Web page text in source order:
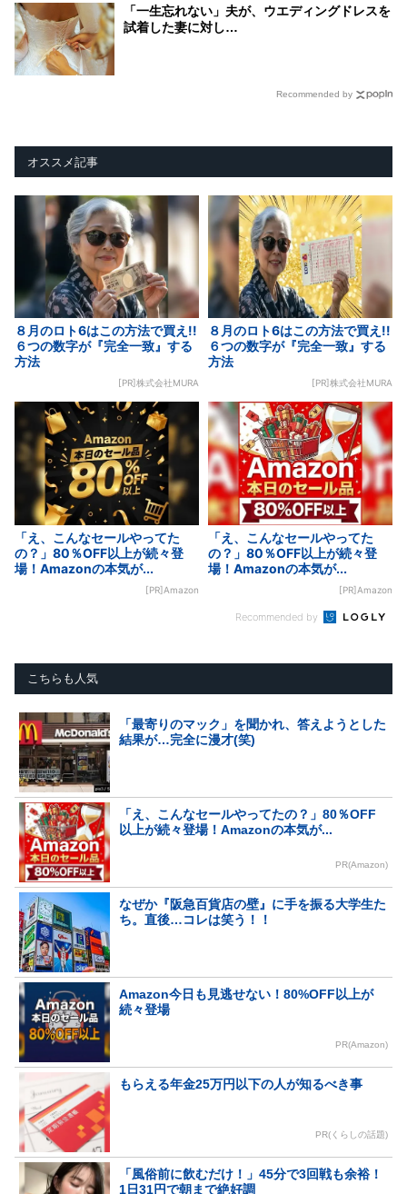
「一生忘れない」夫が、ウエディングドレスを
試着した妻に対し…
Recommended by
オススメ記事
８月のロト6はこの方法で買え!!
６つの数字が『完全一致』する
方法
[PR]株式会社MURA
８月のロト6はこの方法で買え!!
６つの数字が『完全一致』する
方法
[PR]株式会社MURA
「え、こんなセールやってた
の？」80％OFF以上が続々登
場！Amazonの本気が...
[PR]Amazon
「え、こんなセールやってた
の？」80％OFF以上が続々登
場！Amazonの本気が...
[PR]Amazon
Recommended by
こちらも人気
「最寄りのマック」を聞かれ、答えようとした
結果が…完全に漫才(笑)
「え、こんなセールやってたの？」80％OFF
以上が続々登場！Amazonの本気が...
PR(Amazon)
なぜか『阪急百貨店の壁』に手を振る大学生た
ち。直後…コレは笑う！！
Amazon今日も見逃せない！80%OFF以上が
続々登場
PR(Amazon)
もらえる年金25万円以下の人が知るべき事
PR(くらしの話題)
「風俗前に飲むだけ！」45分で3回戦も余裕！
1日31円で朝まで絶好調